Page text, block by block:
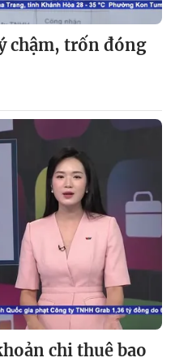
chậm, trốn đóng
chi thuê bao